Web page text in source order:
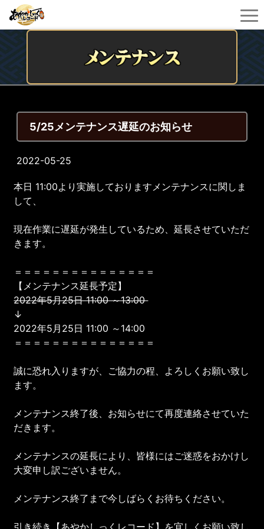
5/25メンテナンス遅延のお知らせ
2022-05-25
本日 11:00より実施しておりますメンテナンスに関しま
して、
現在作業に遅延が発生しているため、延長させていただ
きます。
＝＝＝＝＝＝＝＝＝＝＝＝＝＝＝
【メンテナンス延長予定】
2022年5月25日 11:00 ～13:00
↓
2022年5月25日 11:00 ～14:00
＝＝＝＝＝＝＝＝＝＝＝＝＝＝＝
誠に恐れ入りますが、ご協力の程、よろしくお願い致し
ます。
メンテナンス終了後、お知らせにて再度連絡させていた
だきます。
メンテナンスの延長により、皆様にはご迷惑をおかけし
大変申し訳ございません。
メンテナンス終了まで今しばらくお待ちください。
引き続き【あやかしっくレコード】を宜しくお願い致し